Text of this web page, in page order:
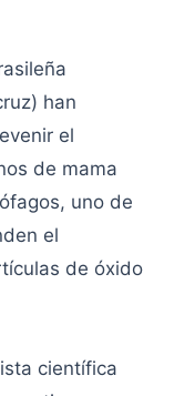
han
el
de mama
uno de
el
de óxido
científica